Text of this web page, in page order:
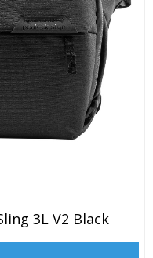
3L V2 Black